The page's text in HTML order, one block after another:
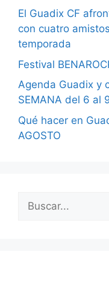
El Guadix CF
con cuatro
temporada
Festival
Agenda Guadix y
SEMANA del 6 al
Qué hacer en
AGOSTO